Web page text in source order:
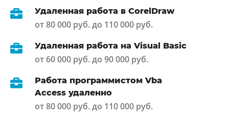
Удаленная работа в CorelDraw
от 80 000 руб. до 110 000 руб.
Удаленная работа на Visual Basic
от 60 000 руб. до 90 000 руб.
Работа программистом Vba
Access удаленно
от 80 000 руб. до 110 000 руб.